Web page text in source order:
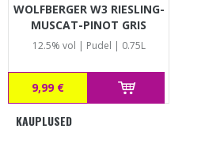
WOLFBERGER W3 RIESLING-
MUSCAT-PINOT GRIS
12.5% vol | Pudel | 0.75L
9,99 €
KAUPLUSED